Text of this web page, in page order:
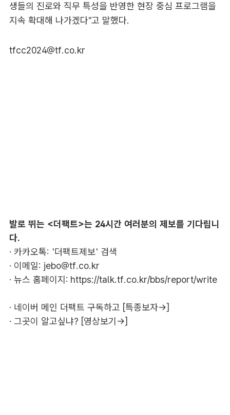
생들의 진로와 직무 특성을 반영한 현장 중심 프로그램을
지속 확대해 나가겠다"고 말했다.
tfcc2024@tf.co.kr
발로 뛰는 <더팩트>는 24시간 여러분의 제보를 기다립니
다.
· 카카오톡: '더팩트제보' 검색
· 이메일: jebo@tf.co.kr
· 뉴스 홈페이지: https://talk.tf.co.kr/bbs/report/write
· 네이버 메인 더팩트 구독하고 [특종보자→]
· 그곳이 알고싶냐? [영상보기→]